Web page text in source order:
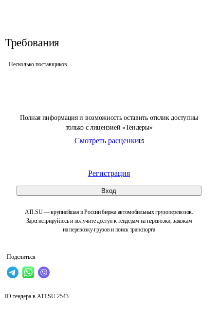
Полная информация и возможность оставить отклик доступны
только с лицензией «Тендеры»
Смотреть расценки
Регистрация
Вход
ATI.SU — крупнейшая в России биржа автомобильных грузоперевозок.
Зарегистрируйтесь и получите доступ к тендерам на перевозки, заявкам
на перевозку грузов и поиск транспорта
Поделиться
Требования
Несколько поставщиков
ID тендера в ATI.SU 2543